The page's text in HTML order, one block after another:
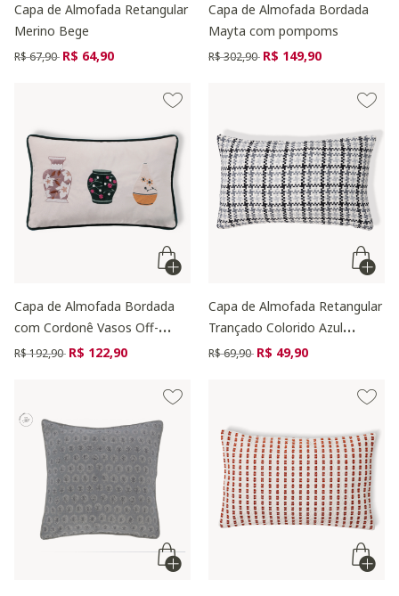
Capa de Almofada Retangular
Merino Bege
Preço reduzido de
R$ 67,90 para
R$ 64,90
Capa de Almofada Bordada
Mayta com pompoms
Preço reduzido de
R$ 302,90 para
R$ 149,90
Capa de Almofada Bordada
com Cordonê Vasos Off-
White
Preço reduzido de
R$ 192,90 para
R$ 122,90
Capa de Almofada Retangular
Trançado Colorido Azul
Marinho
Preço reduzido de
R$ 69,90 para
R$ 49,90